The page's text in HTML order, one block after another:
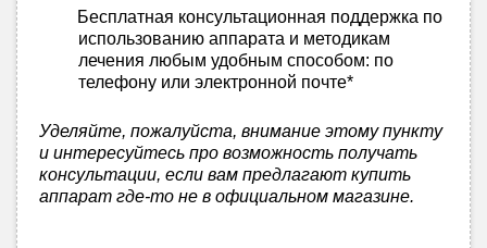
Бесплатная консультационная поддержка по
использованию аппарата и методикам
лечения любым удобным способом: по
телефону или электронной почте*
Уделяйте, пожалуйста, внимание этому пункту
и интересуйтесь про возможность получать
консультации, если вам предлагают купить
аппарат где-то не в официальном магазине.